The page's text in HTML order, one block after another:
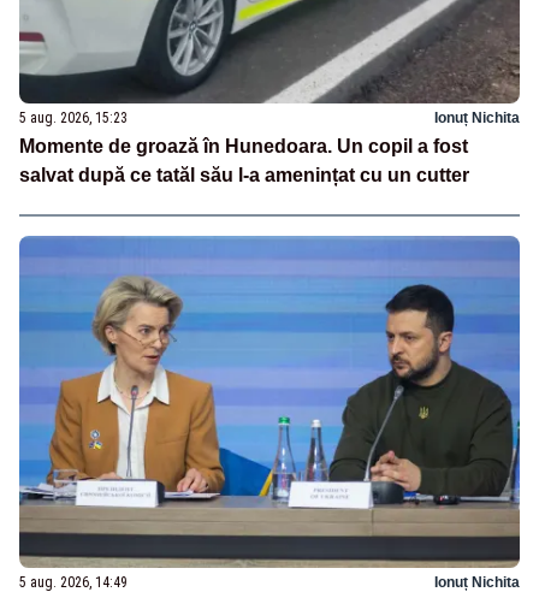
5 aug. 2026, 15:23 Ionuț Nichita
Momente de groază în Hunedoara. Un copil a fost
salvat după ce tatăl său l-a amenințat cu un cutter
5 aug. 2026, 14:49 Ionuț Nichita